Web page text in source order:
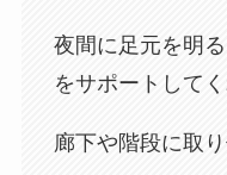
夜間に足元を明
をサポートしてく
廊下や階段に取